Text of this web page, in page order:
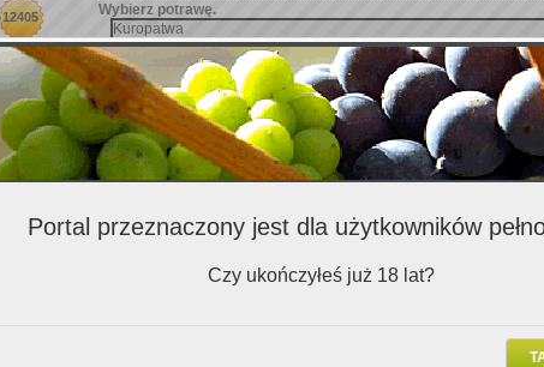
12405
Wybierz potrawę.
Dodaj kryterium wyszukiwania.
Zalecenia importerów (4)
Chateau Roslane Blanc Premier Cru Les Celliers de Meknes 2005
Portal przeznaczony jest dla użytkowników
Czy ukończyłeś już 18 lat?